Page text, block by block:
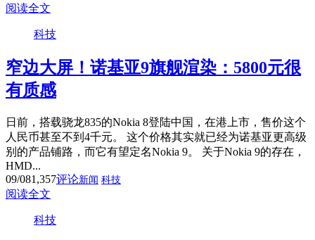
阅读全文
科技
窄边大屏！诺基亚9旗舰渲染：5800元很
有质感
日前，搭载骁龙835的Nokia 8登陆中国，在港上市，售价这个
人民币甚至不到4千元。 这个价格其实就已经为诺基亚更高级
别的产品铺路，而它有望定名Nokia 9。 关于Nokia 9的存在，
HMD...
09/081,357评论新闻 科技
阅读全文
科技